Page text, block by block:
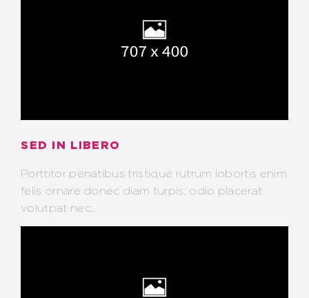
SED IN LIBERO
Porttitor penatibus tristique rutrum lobortis enim
felis ornare donec diam turpis, odio placerat
volutpat nec...